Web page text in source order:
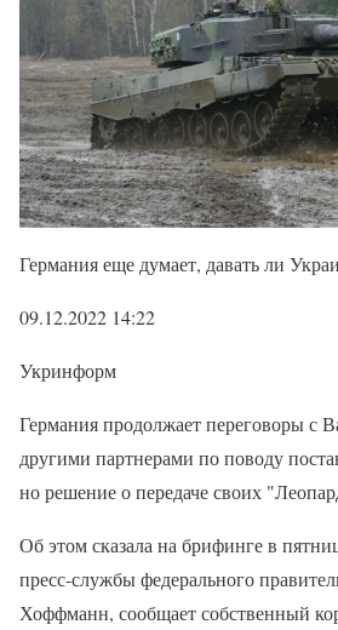
Германия еще думает, давать ли
09.12.2022 14:22
Укринформ
Германия продолжает переговоры с
другими партнерами по поводу
но решение о передаче своих
Об этом сказала на брифинге в
пресс-службы федерального
Хоффманн, сообщает собственный